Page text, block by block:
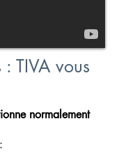
TIVA vous
normalement